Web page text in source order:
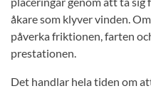
åkare som klyver vinden.
påverka friktionen, farten
prestationen.
Det handlar hela tiden om